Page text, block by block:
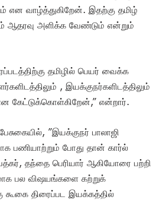
என வாழ்த்துகிறேன். இதற்கு தமிழ்
ஆதரவு அளிக்க வேண்டும் என்றும்
தமிழில் பெயர் வைக்க
, இயக்குநர்களிடத்திலும்
கேட்டுக்கொள்கிறேன்,” என்றார்.
”இயக்குநர் பாலாஜி
பணியாற்றும் போது தான் கார்ல்
தந்தை பெரியார் ஆகியோரை பற்றி
பல விஷயங்களை கற்றுக்
திரைப்பட இயக்கத்தில்